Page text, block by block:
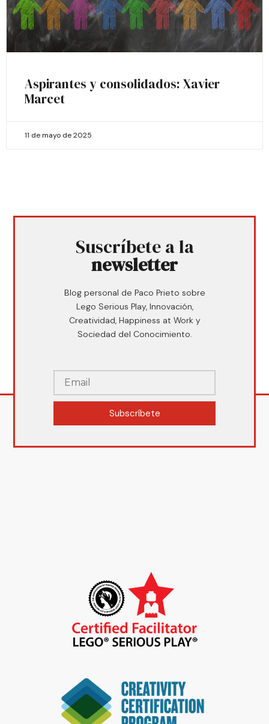
Aspirantes y consolidados: Xavier
Marcet
11 de mayo de 2025
Suscríbete a la
newsletter
Blog personal de Paco Prieto sobre
Lego Serious Play, Innovación,
Creatividad, Happiness at Work y
Sociedad del Conocimiento.
Subscríbete